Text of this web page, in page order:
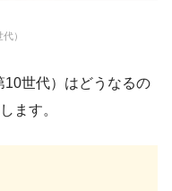
）
世代）はどうなるの
ます。